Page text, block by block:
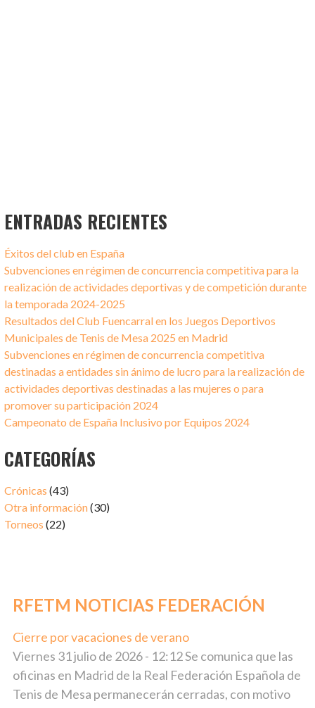
ENTRADAS RECIENTES
Éxitos del club en España
Subvenciones en régimen de concurrencia competitiva para la
realización de actividades deportivas y de competición durante
la temporada 2024-2025
Resultados del Club Fuencarral en los Juegos Deportivos
Municipales de Tenis de Mesa 2025 en Madrid
Subvenciones en régimen de concurrencia competitiva
destinadas a entidades sin ánimo de lucro para la realización de
actividades deportivas destinadas a las mujeres o para
promover su participación 2024
Campeonato de España Inclusivo por Equipos 2024
CATEGORÍAS
Crónicas (43)
Otra información(30)
Torneos (22)
RFETM NOTICIAS FEDERACIÓN
Cierre por vacaciones de verano
Viernes 31 julio de 2026 - 12:12 Se comunica que las
oficinas en Madrid de la Real Federación Española de
Tenis de Mesa permanecerán cerradas, con motivo